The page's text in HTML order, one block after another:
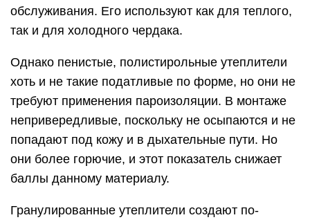
обслуживания. Его используют как для теплого,
так и для холодного чердака.
Однако пенистые, полистирольные утеплители
хоть и не такие податливые по форме, но они не
требуют применения пароизоляции. В монтаже
непривередливые, поскольку не осыпаются и не
попадают под кожу и в дыхательные пути. Но
они более горючие, и этот показатель снижает
баллы данному материалу.
Гранулированные утеплители создают по-